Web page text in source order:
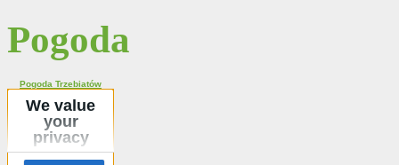
Pogoda
Pogoda Trzebiatów